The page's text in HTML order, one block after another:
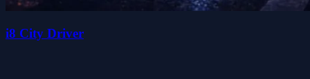
i8 City Driver